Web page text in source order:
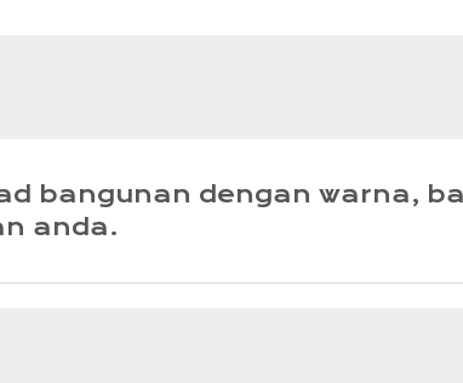
bangunan dengan warna,
anda.